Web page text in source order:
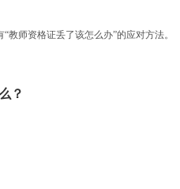
师资格证丢了该怎么办”的应对方法。
？